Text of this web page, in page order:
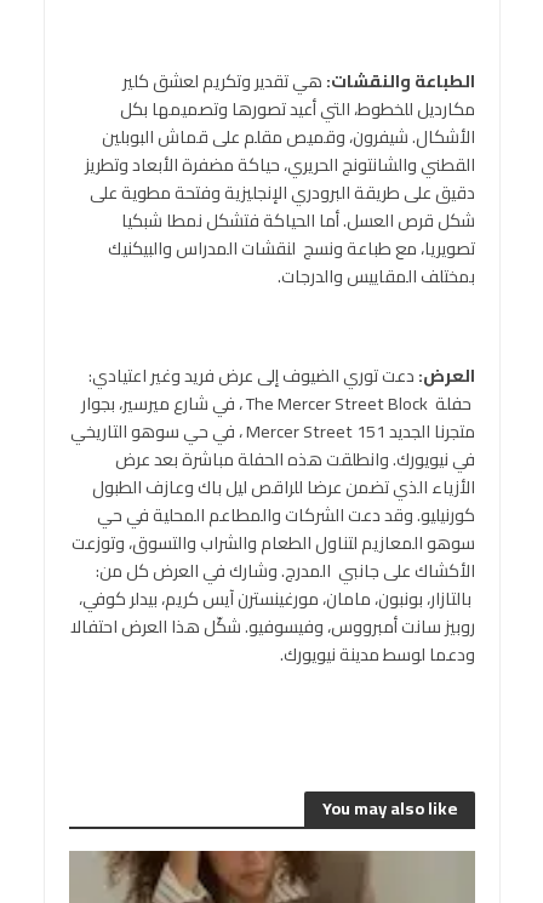
الطباعة والنقشات:هي تقدير وتكريم لعشق كلير
مكارديل للخطوط، التي أعيد تصورها وتصميمها بكل
الأشكال. شيفرون، وقميص مقلم على قماش البوبلين
القطني والشانتونج الحريري، حياكة مضفرة الأبعاد وتطريز
دقيق على طريقة البرودري الإنجليزية وفتحة مطوية على
شكل قرص العسل. أما الحياكة فتشكل نمطا شبكيا
تصويريا، مع طباعة ونسج لنقشات المدراس والبيكنيك
بمختلف المقاييس والدرجات.
العرض:دعت توري الضيوف إلى عرض فريد وغير اعتيادي:
حفلة The Mercer Street Block ، في شارع ميرسير، بجوار
متجرنا الجديد 151 Mercer Street ، في حي سوهو التاريخي
في نيويورك. وانطلقت هذه الحفلة مباشرة بعد عرض
الأزياء الذي تضمن عرضا للراقص ليل باك وعازف الطبول
كورنيليو. وقد دعت الشركات والمطاعم المحلية في حي
سوهو المعازيم لتناول الطعام والشراب والتسوق، وتوزعت
الأكشاك على جانبي المدرج. وشارك في العرض كل من:
بالتازار، بونبون، مامان، مورغينسترن آيس كريم، بيدلر كوفي،
روبيز سانت أمبرووس، وفيسوفيو. شكّل هذا العرض احتفالا
ودعما لوسط مدينة نيويورك.
You may also like